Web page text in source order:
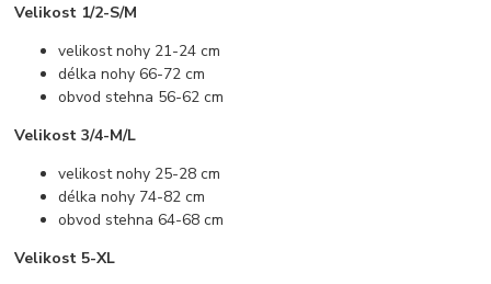
Velikost 1/2-S/M
velikost nohy 21-24 cm
délka nohy 66-72 cm
obvod stehna 56-62 cm
Velikost 3/4-M/L
velikost nohy 25-28 cm
délka nohy 74-82 cm
obvod stehna 64-68 cm
Velikost 5-XL